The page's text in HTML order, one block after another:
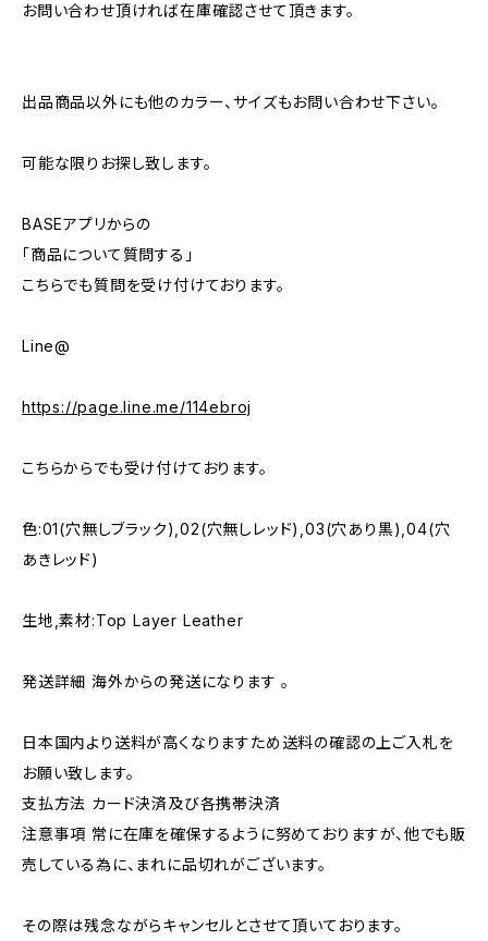
お問い合わせ頂ければ在庫確認させて頂きます。
出品商品以外にも他のカラー、サイズもお問い合わせ下さい。
可能な限りお探し致します。
BASEアプリからの
「商品について質問する」
こちらでも質問を受け付けております。
Line@
https://page.line.me/114ebroj
こちらからでも受け付けております。
色:01(穴無しブラック),02(穴無しレッド),03(穴あり黒),04(穴
あきレッド)
生地,素材:Top Layer Leather
発送詳細 海外からの発送になります 。
日本国内より送料が高くなりますため送料の確認の上ご入札を
お願い致します。
支払方法 カード決済及び各携帯決済
注意事項 常に在庫を確保するように努めておりますが、他でも販
売している為に、まれに品切れがございます。
その際は残念ながらキャンセルとさせて頂いております。